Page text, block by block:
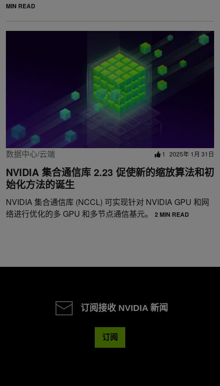
MIN READ
数据中心/云端 1 2025年 1月 31日
NVIDIA 集合通信库 2.23 促使新的缩放算法和初
始化方法的诞生
NVIDIA 集合通信库 (NCCL) 可实现针对 NVIDIA GPU 和网
络进行优化的多 GPU 和多节点通信基元。
2 MIN READ
订阅接收 NVIDIA 新闻
订阅